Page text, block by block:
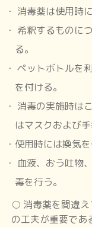
消毒薬は使用時
希釈するものに
る。
ペットボトルを
を付ける。
消毒の実施時は
はマスクおよび手
使用時には換気を
血液、おう吐物
毒を行う。
○ 消毒薬を間違え
の工夫が重要であ